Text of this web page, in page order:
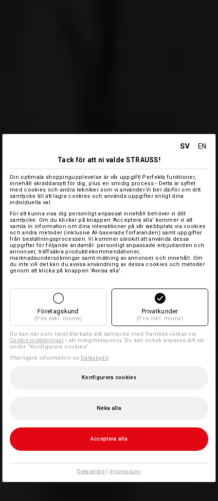
SV
EN
Tack för att ni valde STRAUSS!
Din optimala shoppingupplevelse är vår uppgift! Perfekta funktioner,
innehåll skräddarsytt för dig, plus en smidig process - Detta är syftet
med cookies och andra tekniker som vi använder.Vi ber därför om ditt
samtycke till att lagra cookies och använda uppgifter enligt dina
individuella val.
För att kunna visa dig personligt anpassat innehåll behöver vi ditt
samtycke. Om du klickar på knappen 'Acceptera alla' kommer vi att
samla in information om dina interaktioner på vår webbplats via cookies
och andra metoder (inklusive AI‑baserade förfaranden) samt uppgifter
från beställningsprocessen. Vi kommer särskilt att använda dessa
uppgifter för följande ändamål: personligt anpassade erbjudanden och
annonser, träffsäkra produktrekommendationer,
marknadsundersökningar samt mätning av annonser och innehåll. Om
du inte vill det kan du avvisa användning av dessa cookies och metoder
genom att klicka på knappen 'Avvisa alla'.
Företagskund
(Pris exkl. moms)
Privatkunder
(Pris inkl. moms)
Du kan när som helst återkalla ditt samtycke med framtida verkan via
Cookie-inställningar i vår integritetspolicy. Du kan också anpassa ditt val
under ”Konfigurera cookies”.
Ytterligare information se Dataskydd.
Konfigurera cookies
Neka alla
Acceptera alla
Dataskydd | Impressum